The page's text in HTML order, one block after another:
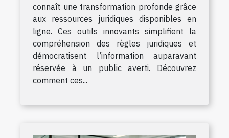
connaît une transformation profonde grâce
aux ressources juridiques disponibles en
ligne. Ces outils innovants simplifient la
compréhension des règles juridiques et
démocratisent l’information auparavant
réservée à un public averti. Découvrez
comment ces...